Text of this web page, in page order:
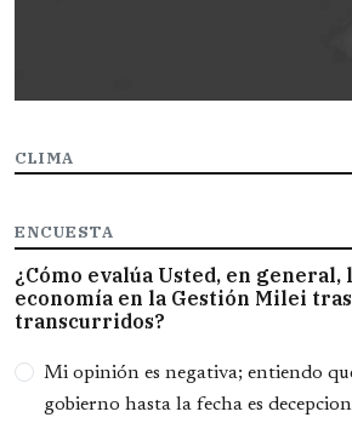
CLIMA
ENCUESTA
¿Cómo evalúa Usted, en general,
economía en la Gestión Milei
transcurridos?
Opciones
Mi opinión es negativa; entiendo
gobierno hasta la fecha es